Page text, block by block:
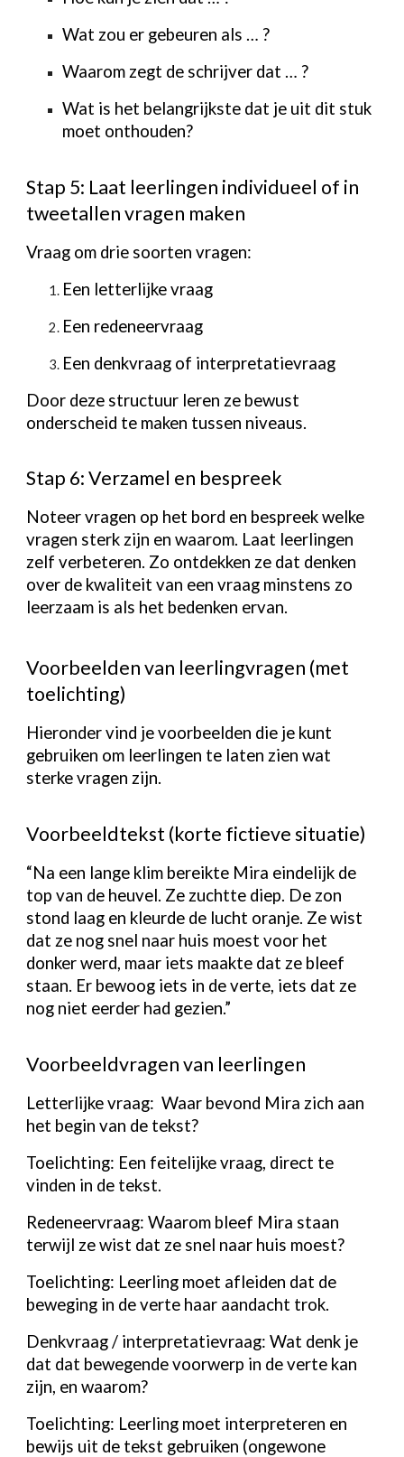
Wat zou er gebeuren als … ?
Waarom zegt de schrijver dat … ?
Wat is het belangrijkste dat je uit dit stuk
moet onthouden?
Stap 5: Laat leerlingen individueel of in
tweetallen vragen maken
Vraag om drie soorten vragen:
Een letterlijke vraag
Een redeneervraag
Een denkvraag of interpretatievraag
Door deze structuur leren ze bewust
onderscheid te maken tussen niveaus.
Stap 6: Verzamel en bespreek
Noteer vragen op het bord en bespreek welke
vragen sterk zijn en waarom. Laat leerlingen
zelf verbeteren. Zo ontdekken ze dat denken
over de kwaliteit van een vraag minstens zo
leerzaam is als het bedenken ervan.
Voorbeelden van leerlingvragen (met
toelichting)
Hieronder vind je voorbeelden die je kunt
gebruiken om leerlingen te laten zien wat
sterke vragen zijn.
Voorbeeldtekst (korte fictieve situatie)
“Na een lange klim bereikte Mira eindelijk de
top van de heuvel. Ze zuchtte diep. De zon
stond laag en kleurde de lucht oranje. Ze wist
dat ze nog snel naar huis moest voor het
donker werd, maar iets maakte dat ze bleef
staan. Er bewoog iets in de verte, iets dat ze
nog niet eerder had gezien.”
Voorbeeldvragen van leerlingen
Letterlijke vraag: Waar bevond Mira zich aan
het begin van de tekst?
Toelichting: Een feitelijke vraag, direct te
vinden in de tekst.
Redeneervraag:Waarom bleef Mira staan
terwijl ze wist dat ze snel naar huis moest?
Toelichting: Leerling moet afleiden dat de
beweging in de verte haar aandacht trok.
Denkvraag / interpretatievraag:Wat denk je
dat dat bewegende voorwerp in de verte kan
zijn, en waarom?
Toelichting: Leerling moet interpreteren en
bewijs uit de tekst gebruiken (ongewone